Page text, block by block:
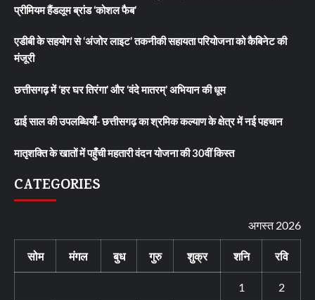
प्रीमियम हैंडलूम ब्रांड ‘कोशल फैब’
एडीबी के सहयोग से ‘अंजोर लाइट’ तकनीकी सहायता परियोजना को कैबिनेट की
मंजूरी
छत्तीसगढ़ में ‘हर घर तिरंगा’ और ‘वंदे मातरम्’ अभियान की धूम
ढाई साल की उपलब्धियाँ- छत्तीसगढ़ का श्रमिक कल्याण के क्षेत्र में नई पहचान
मातृशक्ति के खातों में पहुँची महतारी वंदन योजना की 30वीं किस्त
CATEGORIES
अगस्त 2026
सोम मंगल बुध गुरु शुक्र शनि रवि
1 2